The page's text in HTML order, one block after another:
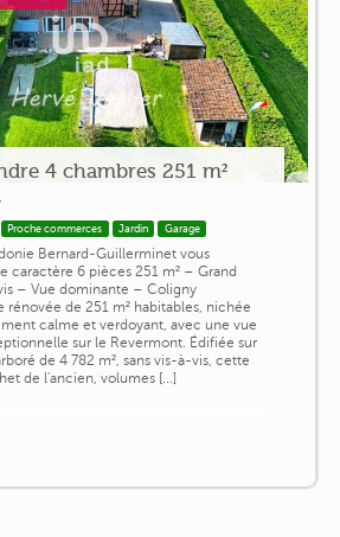
4 chambres 251 m²
Proche commerces Jardin Garage
Bernard-Guillerminet vous
caractère 6 pièces 251 m² – Grand
– Vue dominante – Coligny
de 251 m² habitables, nichée
calme et verdoyant, avec une vue
sur le Revermont. Édifiée sur
de 4 782 m², sans vis-à-vis, cette
de l'ancien, volumes [...]